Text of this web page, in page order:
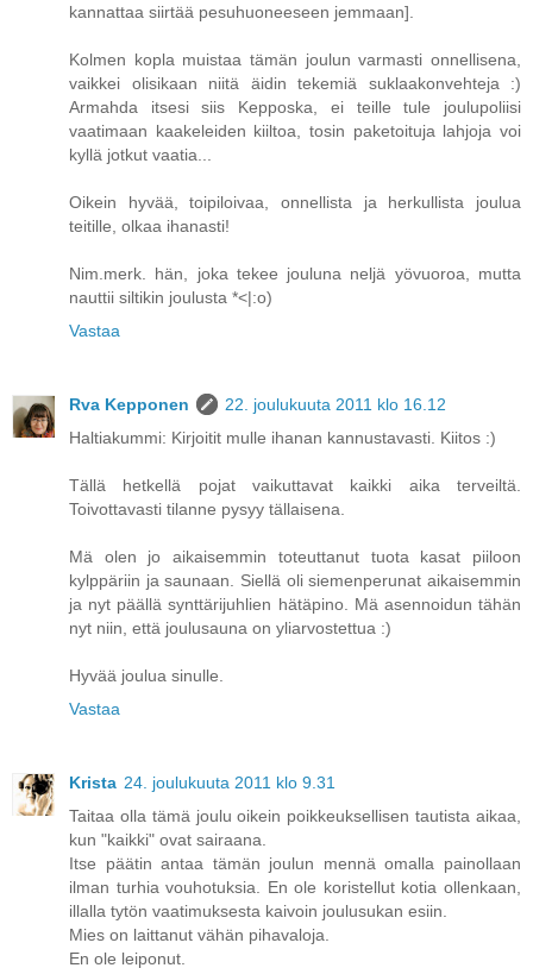
kannattaa siirtää pesuhuoneeseen jemmaan].
Kolmen kopla muistaa tämän joulun varmasti onnellisena,
vaikkei olisikaan niitä äidin tekemiä suklaakonvehteja :)
Armahda itsesi siis Kepposka, ei teille tule joulupoliisi
vaatimaan kaakeleiden kiiltoa, tosin paketoituja lahjoja voi
kyllä jotkut vaatia...
Oikein hyvää, toipiloivaa, onnellista ja herkullista joulua
teitille, olkaa ihanasti!
Nim.merk. hän, joka tekee jouluna neljä yövuoroa, mutta
nauttii siltikin joulusta *<|:o)
Vastaa
Rva Kepponen
22. joulukuuta 2011 klo 16.12
Haltiakummi: Kirjoitit mulle ihanan kannustavasti. Kiitos :)
Tällä hetkellä pojat vaikuttavat kaikki aika terveiltä.
Toivottavasti tilanne pysyy tällaisena.
Mä olen jo aikaisemmin toteuttanut tuota kasat piiloon
kylppäriin ja saunaan. Siellä oli siemenperunat aikaisemmin
ja nyt päällä synttärijuhlien hätäpino. Mä asennoidun tähän
nyt niin, että joulusauna on yliarvostettua :)
Hyvää joulua sinulle.
Vastaa
Krista 24. joulukuuta 2011 klo 9.31
Taitaa olla tämä joulu oikein poikkeuksellisen tautista aikaa,
kun "kaikki" ovat sairaana.
Itse päätin antaa tämän joulun mennä omalla painollaan
ilman turhia vouhotuksia. En ole koristellut kotia ollenkaan,
illalla tytön vaatimuksesta kaivoin joulusukan esiin.
Mies on laittanut vähän pihavaloja.
En ole leiponut.